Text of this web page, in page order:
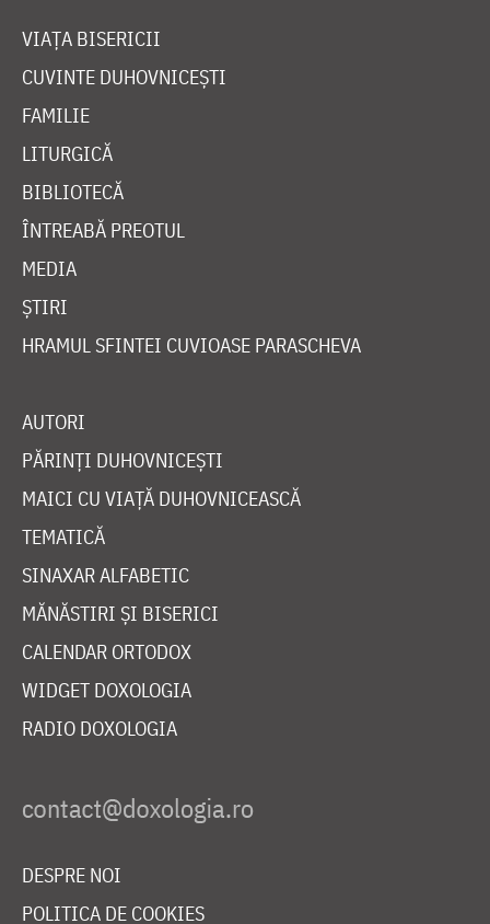
VIAȚA BISERICII
CUVINTE DUHOVNICEȘTI
FAMILIE
LITURGICĂ
BIBLIOTECĂ
ÎNTREABĂ PREOTUL
MEDIA
ȘTIRI
HRAMUL SFINTEI CUVIOASE PARASCHEVA
AUTORI
PĂRINȚI DUHOVNICEȘTI
MAICI CU VIAȚĂ DUHOVNICEASCĂ
TEMATICĂ
SINAXAR ALFABETIC
MĂNĂSTIRI ȘI BISERICI
CALENDAR ORTODOX
WIDGET DOXOLOGIA
RADIO DOXOLOGIA
DESPRE NOI
POLITICA DE COOKIES